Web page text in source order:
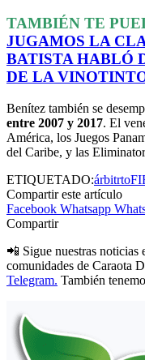
TAMBIÉN TE
JUGAMOS LA
BATISTA HABLÓ
DE LA
Benítez también se
entre 2007 y 2017. El
América, los Juegos
del Caribe, y las
ETIQUETADO:árbitrto
Compartir este artículo
Facebook Whatsapp
Compartir
📲 Sigue nuestras noticias
comunidades de Caraota
Telegram. También